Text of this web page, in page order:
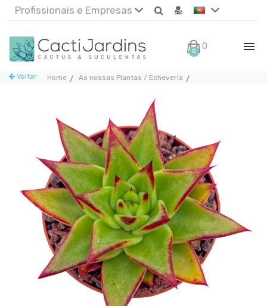
Profissionais e Empresas
0 0€
Home As nossas Plantas / Echeveria
Voltar